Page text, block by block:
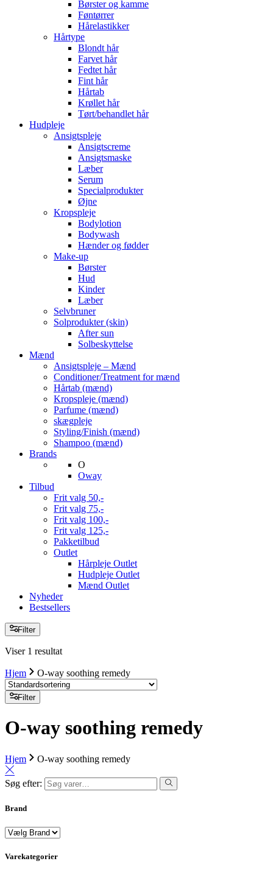
Børster og kamme
Føntørrer
Hårelastikker
Hårtype
Blondt hår
Farvet hår
Fedtet hår
Fint hår
Hårtab
Krøllet hår
Tørt/behandlet hår
Hudpleje
Ansigtspleje
Ansigtscreme
Ansigtsmaske
Læber
Serum
Specialprodukter
Øjne
Kropspleje
Bodylotion
Bodywash
Hænder og fødder
Make-up
Børster
Hud
Kinder
Læber
Selvbruner
Solprodukter (skin)
After sun
Solbeskyttelse
Mænd
Ansigtspleje – Mænd
Conditioner/Treatment for mænd
Hårtab (mænd)
Kropspleje (mænd)
Parfume (mænd)
skægpleje
Styling/Finish (mænd)
Shampoo (mænd)
Brands
O
Oway
Tilbud
Frit valg 50,-
Frit valg 75,-
Frit valg 100,-
Frit valg 125,-
Pakketilbud
Outlet
Hårpleje Outlet
Hudpleje Outlet
Mænd Outlet
Nyheder
Bestsellers
Filter
Viser 1 resultat
Hjem O-way soothing remedy
Filter
O-way soothing remedy
Hjem O-way soothing remedy
Søg efter:
Brand
Varekategorier